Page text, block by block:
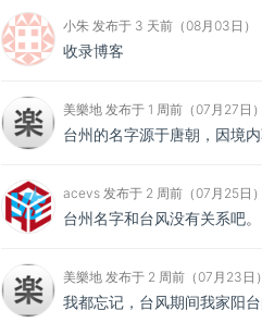
小朱 发布于 3 天前（08月03日）
收录博客
美樂地 发布于 1 周前（07月27日）
acevs 发布于 2 周前（07月25日）
台州名字和台风没有关系吧。
美樂地 发布于 2 周前（07月23日）